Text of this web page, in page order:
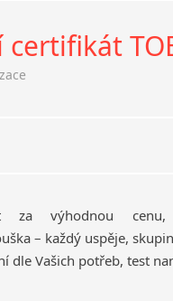
za výhodnou cenu,
– každý uspěje,
dle Vašich potřeb, test